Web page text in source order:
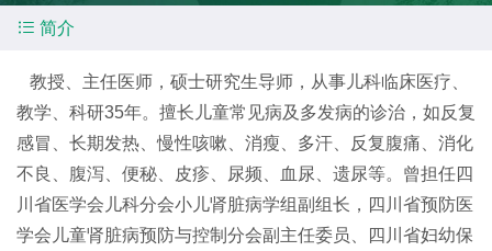
 简介
教授、主任医师，硕士研究生导师，从事儿科临床医疗、
教学、科研35年。擅长儿童常见病及多发病的诊治，如反复
感冒、长期发热、慢性咳嗽、消瘦、多汗、反复腹痛、消化
不良、腹泻、便秘、皮疹、尿频、血尿、遗尿等。曾担任四
川省医学会儿科分会小儿肾脏病学组副组长，四川省预防医
学会儿童肾脏病预防与控制分会副主任委员、四川省妇幼保